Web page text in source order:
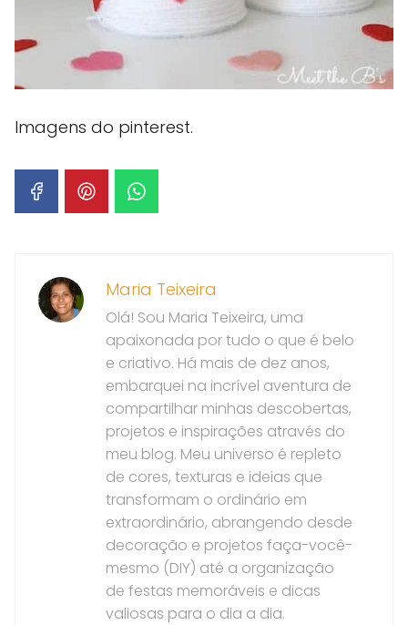
Imagens do pinterest.
Maria Teixeira
Olá! Sou Maria Teixeira, uma
apaixonada por tudo o que é belo
e criativo. Há mais de dez anos,
embarquei na incrível aventura de
compartilhar minhas descobertas,
projetos e inspirações através do
meu blog. Meu universo é repleto
de cores, texturas e ideias que
transformam o ordinário em
extraordinário, abrangendo desde
decoração e projetos faça-você-
mesmo (DIY) até a organização
de festas memoráveis e dicas
valiosas para o dia a dia.